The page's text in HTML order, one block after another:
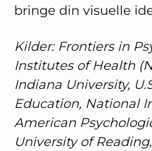
bringe din visuelle
Kilder: Frontiers in
Institutes of Health
Indiana University,
Education, National
American
University of